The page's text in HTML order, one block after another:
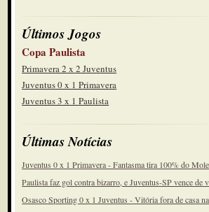
Últimos Jogos
Copa Paulista
Primavera 2 x 2 Juventus
Juventus 0 x 1 Primavera
Juventus 3 x 1 Paulista
Últimas Notícias
Juventus 0 x 1 Primavera - Fantasma tira 100% do
Paulista faz gol contra bizarro, e Juventus-SP vence de
Osasco Sporting 0 x 1 Juventus - Vitória fora de casa